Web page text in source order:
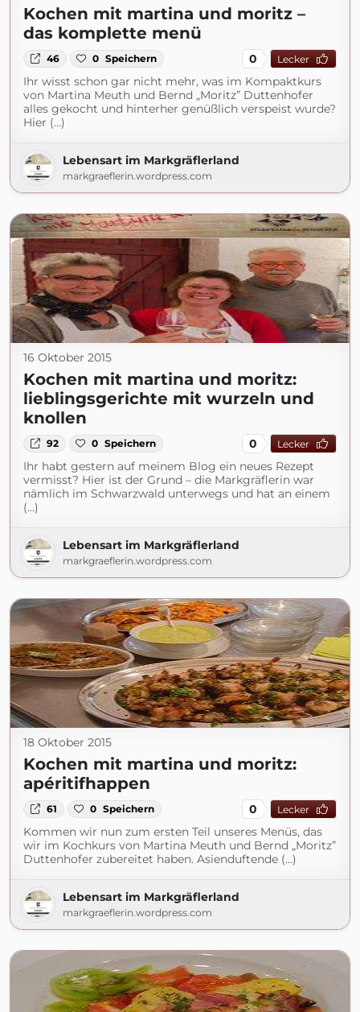
Kochen mit martina und moritz –
das komplette menü
46 0 Speichern 0 Lecker
Ihr wisst schon gar nicht mehr, was im Kompaktkurs
von Martina Meuth und Bernd „Moritz” Duttenhofer
alles gekocht und hinterher genüßlich verspeist wurde?
Hier (...)
Lebensart im Markgräflerland
markgraeflerin.wordpress.com
16 Oktober 2015
Kochen mit martina und moritz:
lieblingsgerichte mit wurzeln und
knollen
92 0 Speichern 0 Lecker
Ihr habt gestern auf meinem Blog ein neues Rezept
vermisst? Hier ist der Grund – die Markgräflerin war
nämlich im Schwarzwald unterwegs und hat an einem
(...)
Lebensart im Markgräflerland
markgraeflerin.wordpress.com
18 Oktober 2015
Kochen mit martina und moritz:
apéritifhappen
61 0 Speichern 0 Lecker
Kommen wir nun zum ersten Teil unseres Menüs, das
wir im Kochkurs von Martina Meuth und Bernd „Moritz”
Duttenhofer zubereitet haben. Asienduftende (...)
Lebensart im Markgräflerland
markgraeflerin.wordpress.com